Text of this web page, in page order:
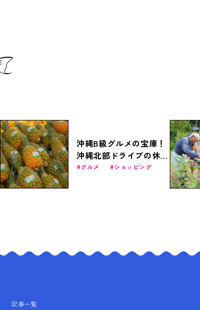
沖縄B級グルメの宝庫！
沖縄北部ドライブの休憩
スポット「道の駅許田」
グルメ ショッピング
記事一覧